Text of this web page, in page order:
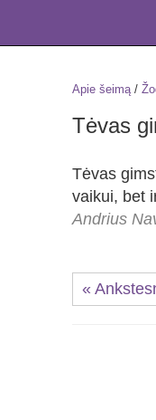
Apie šeimą/
Tėvas
Tėvas
vaikui, bet
Andrius
«